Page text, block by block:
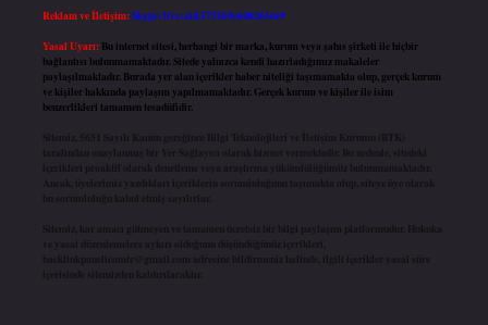
Reklam ve İletişim:Skype: live:.cid.575569c608265c69
Yasal Uyarı: Bu internet sitesi, herhangi bir marka, kurum veya şahıs şirketi ile hiçbir
bağlantısı bulunmamaktadır. Sitede yalnızca kendi hazırladığımız makaleler
paylaşılmaktadır. Burada yer alan içerikler haber niteliği taşımamakta olup, gerçek kurum
ve kişiler hakkında paylaşım yapılmamaktadır. Gerçek kurum ve kişiler ile isim
benzerlikleri tamamen tesadüfidir.
Sitemiz, 5651 Sayılı Kanun gereğince Bilgi Teknolojileri ve İletişim Kurumu (BTK)
tarafından onaylanmış bir Yer Sağlayıcı olarak hizmet vermektedir. Bu nedenle, sitedeki
içerikleri proaktif olarak denetleme veya araştırma yükümlülüğümüz bulunmamaktadır.
Ancak, üyelerimiz yazdıkları içeriklerin sorumluluğunu taşımakta olup, siteye üye olarak
bu sorumluluğu kabul etmiş sayılırlar.
Sitemiz, kar amacı gütmeyen ve tamamen ücretsiz bir bilgi paylaşım platformudur. Hukuka
ve yasal düzenlemelere aykırı olduğunu düşündüğünüz içerikleri,
backlinkpanelicomtr@gmail.com adresine bildirmeniz halinde, ilgili içerikler yasal süre
içerisinde sitemizden kaldırılacaktır.